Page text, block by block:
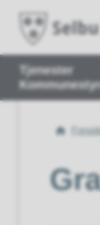
Tjenester
Du